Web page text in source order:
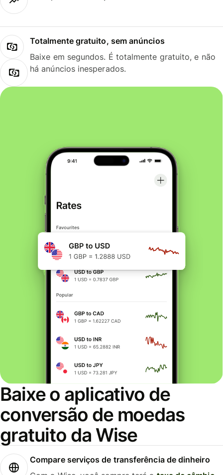
Totalmente gratuito, sem anúncios
Baixe em segundos. É totalmente gratuito, e não
há anúncios inesperados.
Baixe o aplicativo de
conversão de moedas
gratuito da Wise
Compare serviços de transferência de dinheiro